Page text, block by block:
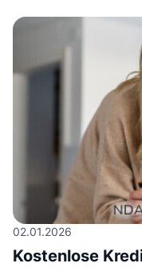
02.01.2026
Kostenlose